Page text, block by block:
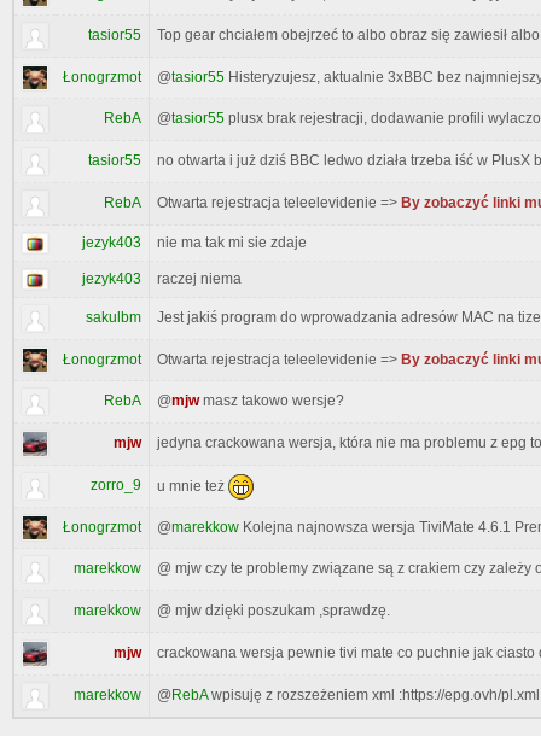
tasior55 Top gear chciałem obejrzeć to albo obraz się zawiesił albo
Łonogrzmot @tasior55 Histeryzujesz, aktualnie 3xBBC bez
RebA @tasior55 plusx brak rejestracji, dodawanie profili
tasior55 no otwarta i już dziś BBC ledwo działa trzeba iść w
RebA Otwarta rejestracja teleelevidenie => By zobaczyć linki
jezyk403 nie ma tak mi sie zdaje
jezyk403 raczej niema
sakulbm Jest jakiś program do wprowadzania adresów MAC na
Łonogrzmot Otwarta rejestracja teleelevidenie => By zobaczyć linki
RebA @mjwmasz takowo wersje?
mjw jedyna crackowana wersja, która nie ma problemu z epg
zorro_9 u mnie też
Łonogrzmot @marekkow Kolejna najnowsza wersja TiviMate 4.6.1
marekkow @ mjw czy te problemy związane są z crakiem czy zależy
marekkow @ mjw dzięki poszukam ,sprawdzę.
mjw crackowana wersja pewnie tivi mate co puchnie jak
marekkow @ RebAwpisuję z rozszeżeniem xml :https://epg.ovh/